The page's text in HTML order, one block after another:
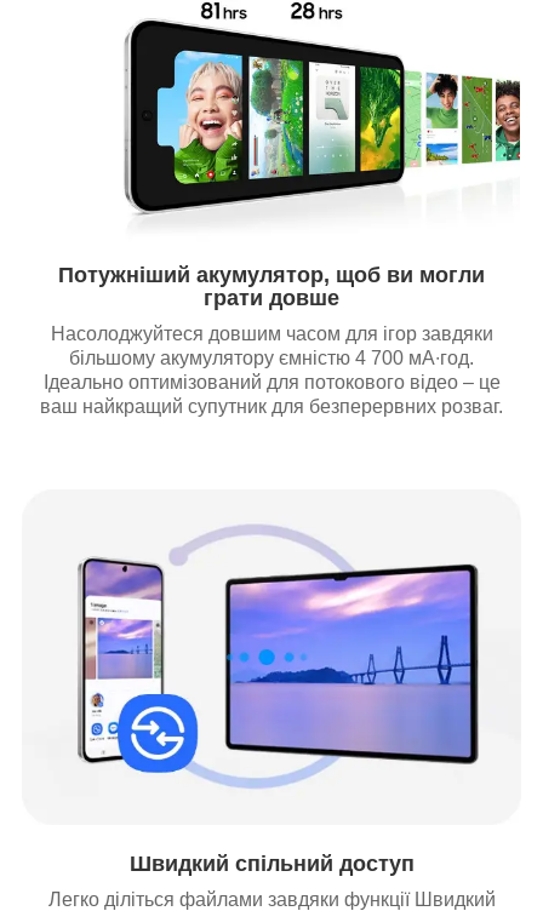
Потужніший акумулятор, щоб ви могли
грати довше
Насолоджуйтеся довшим часом для ігор завдяки
більшому акумулятору ємністю 4 700 мА∙год.
Ідеально оптимізований для потокового відео – це
ваш найкращий супутник для безперервних розваг.
Швидкий спільний доступ
Легко діліться файлами завдяки функції Швидкий